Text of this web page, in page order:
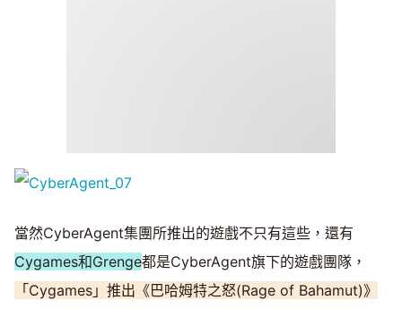
當然CyberAgent集團所推出的遊戲不只有這些，還有
Cygames和Grenge都是CyberAgent旗下的遊戲團隊，
「Cygames」推出《巴哈姆特之怒(Rage of Bahamut)》